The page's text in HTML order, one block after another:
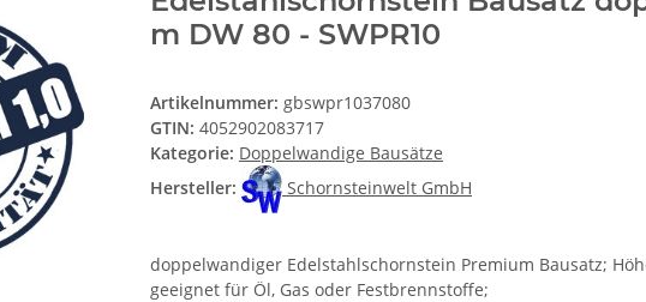
m DW 80 - SWPR10
Artikelnummer: gbswpr1037080
GTIN: 4052902083717
Kategorie: Doppelwandige Bausätze
Hersteller:
Schornsteinwelt GmbH
doppelwandiger Edelstahlschornstein Premium Bausatz;
geeignet für Öl, Gas oder Festbrennstoffe;